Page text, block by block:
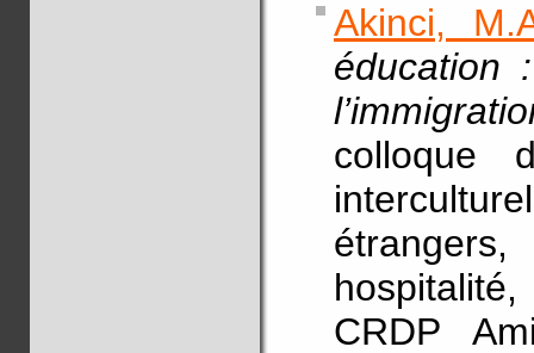
Akinci,
éducation
colloque
CRDP